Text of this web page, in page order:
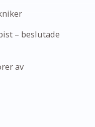
– beslutade
av